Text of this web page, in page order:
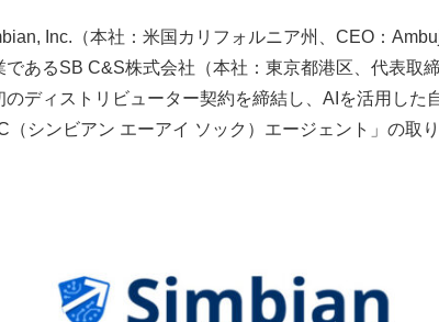
Inc.（本社：米国カリフォルニア州、CEO：
であるSB C&S株式会社（本社：東京都港区、代表取
のディストリビューター契約を締結し、AIを活用した
（シンビアン エーアイ ソック）エージェント」の取